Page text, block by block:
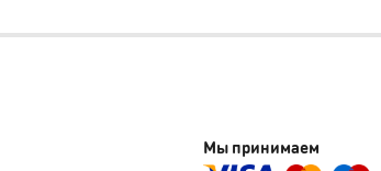
Мы принимаем